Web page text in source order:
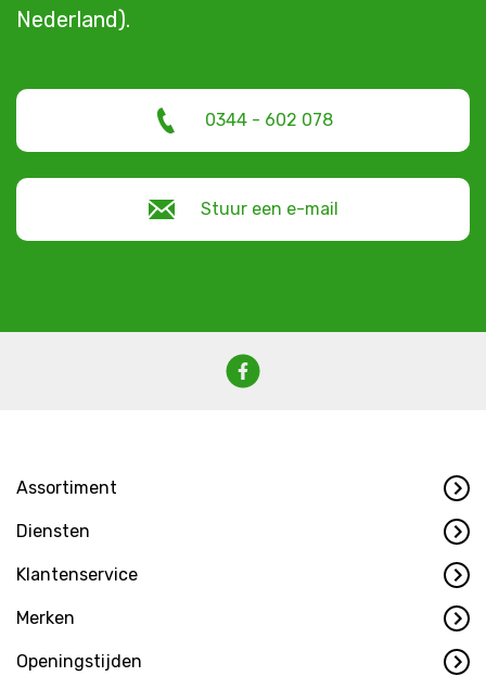
Nederland).
0344 - 602 078
Stuur een e-mail
Assortiment
Diensten
Klantenservice
Merken
Openingstijden